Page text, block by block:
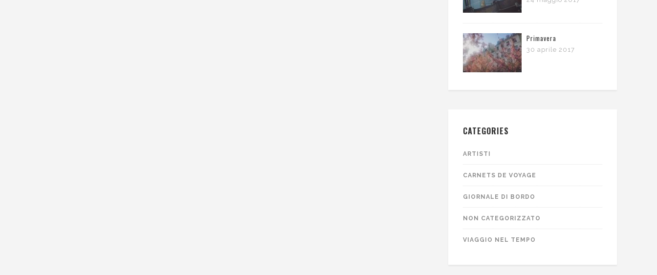
Primavera
30 aprile 2017
CATEGORIES
ARTISTI
CARNETS DE VOYAGE
GIORNALE DI BORDO
NON CATEGORIZZATO
VIAGGIO NEL TEMPO